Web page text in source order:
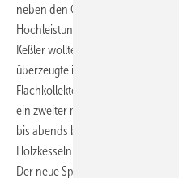
neben den Gewächshäusern
Hochleistungs-Kollektoren
Keßler wollte eigentlich
überzeugte ihn aber wegen der
Flachkollektoren. Zu dem
ein zweiter mit 42 m
bis abends bis auf 80 °C auf. Der
Holzkesseln und je nach Bedarf
Der neue Speicher nimmt nur